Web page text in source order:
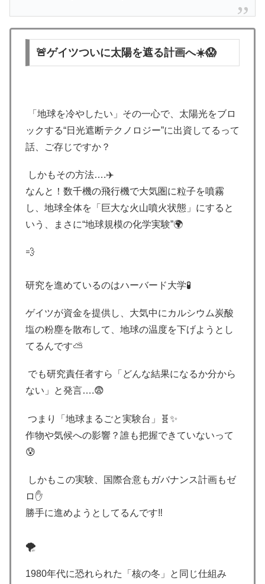
🚨ゲイツついに太陽を遮る計画へ☀️😱
「地球を冷やしたい」その一心で、太陽光をブロ
ックする“日光遮断テクノロジー”に出資してるって
話、ご存じですか？
しかもその方法….✈️
なんと！数千機の飛行機で大気圏に粒子を噴霧
し、地球全体を「巨大な火山噴火状態」にすると
いう、まさに“地球規模の化学実験”🌍
💨
研究を進めているのはハーバード大学🧪
ゲイツが資金を提供し、大気中にカルシウム炭酸
塩の粉塵を散布して、地球の温度を下げようとし
てるんです⛅️
でも研究責任者すら「どんな結果になるか分から
ない」と発言….😨
つまり「地球まるごと実験台」🧬✨
作物や気候への影響？誰も把握できていないって
😰
しかもこの実験、国際合意もガバナンス計画もゼ
ロ✋
勝手に進めようとしてるんです‼️
🌪️
1980年代に恐れられた「核の冬」と同じ仕組み